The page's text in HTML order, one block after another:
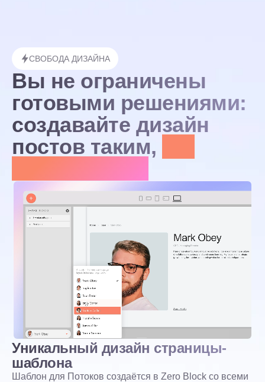
СВОБОДА ДИЗАЙНА
Вы не ограничены
готовыми решениями:
создавайте дизайн
постов таким,
Уникальный дизайн страницы-
шаблона
Шаблон для Потоков создаётся в Zero Block со всеми